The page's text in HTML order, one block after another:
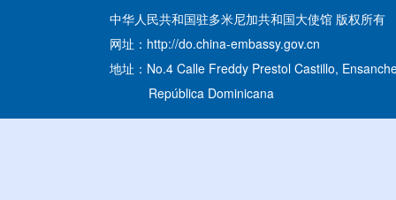
中华人民共和国驻多米尼加共和国大使馆 版权所有
网址：http://do.china-embassy.gov.cn
地址：No.4 Calle Freddy Prestol Castillo,
República Dominicana